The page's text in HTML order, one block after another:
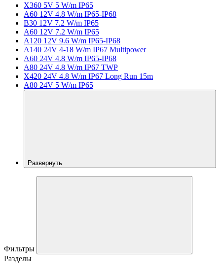
X360 5V 5 W/m IP65
A60 12V 4.8 W/m IP65-IP68
B30 12V 7.2 W/m IP65
A60 12V 7.2 W/m IP65
A120 12V 9.6 W/m IP65-IP68
A140 24V 4-18 W/m IP67 Multipower
A60 24V 4.8 W/m IP65-IP68
A80 24V 4.8 W/m IP67 TWP
X420 24V 4.8 W/m IP67 Long Run 15m
A80 24V 5 W/m IP65
Развернуть
Фильтры
Разделы